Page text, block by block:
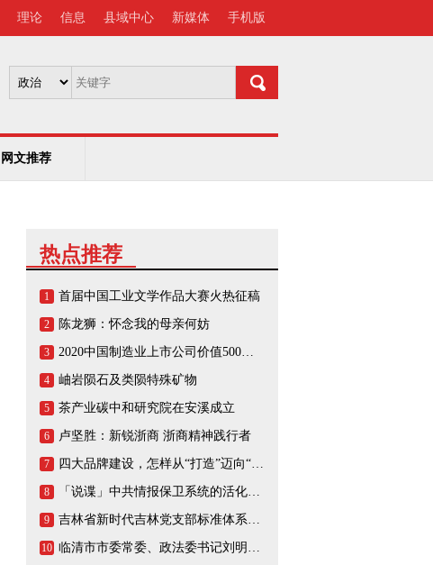
理论 信息 县域中心 新媒体 手机版
网文推荐
热点推荐
1 首届中国工业文学作品大赛火热征稿
2 陈龙狮：怀念我的母亲何妨
3 2020中国制造业上市公司价值500强榜单
4 岫岩陨石及类陨特殊矿物
5 茶产业碳中和研究院在安溪成立
6 卢坚胜：新锐浙商 浙商精神践行者
7 四大品牌建设，怎样从“打造”迈向“打响”
8 「说谍」中共情报保卫系统的活化石，一生战斗在情报战线的陈养山
9 吉林省新时代吉林党支部标准体系（BTX）建设把基层党支部打造成坚强的战斗堡垒
10 临清市市委常委、政法委书记刘明峰领导一行莅临连城智造小镇·烟店轴承产业园调研指导